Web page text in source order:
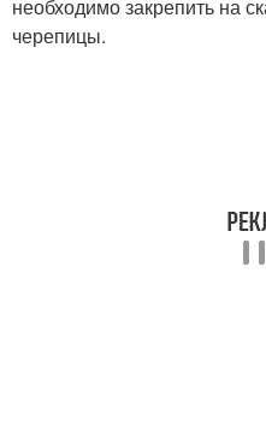
необходимо закрепить на
черепицы.